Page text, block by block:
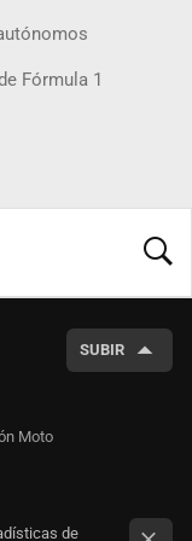
Fórmula 1
SUBIR
Moto
de